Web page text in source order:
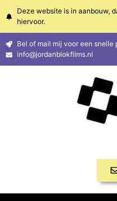
Deze website is in aanbouw,
hiervoor.
Bel of mail mij voor een snelle
info@jordanblokfilms.nl